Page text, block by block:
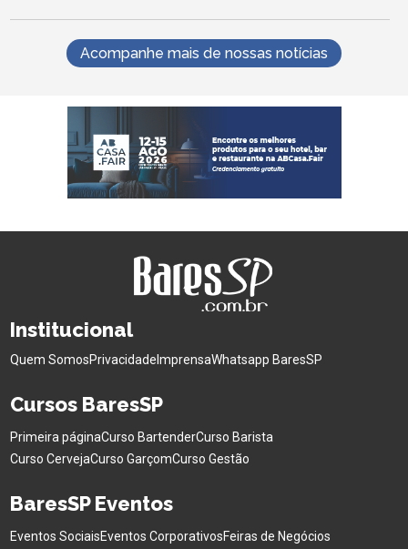
Acompanhe mais de nossas notícias
Institucional
Quem SomosPrivacidade ImprensaWhatsapp BaresSP
Cursos BaresSP
Primeira páginaCurso BartenderCurso Barista
Curso CervejaCurso GarçomCurso Gestão
BaresSP Eventos
Eventos SociaisEventos CorporativosFeiras de Negócios